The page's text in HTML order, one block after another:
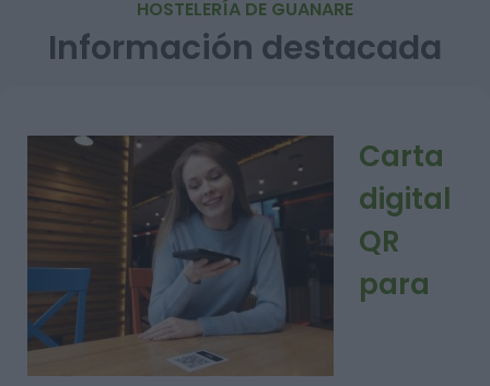
HOSTELERÍA DE GUANARE
Información destacada
Carta
digital
QR
para